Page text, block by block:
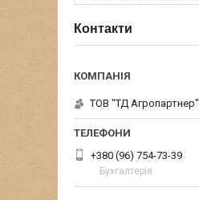
Контакти
ТОВ "ТД Агропартнер"
+380 (96) 754-73-39
Бухгалтерія